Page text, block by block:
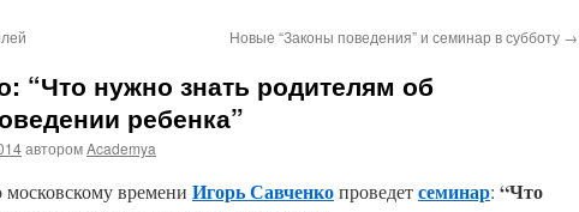
Новые “Законы поведения” и семинар в субботу →
“Что нужно знать родителям об
ребенка”
авторомAcademya
московскому времени Игорь Савченкопроведетсеминар: “Что